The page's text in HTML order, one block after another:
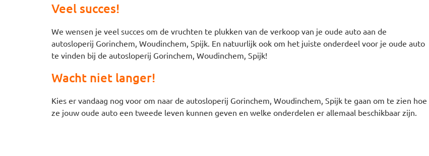
Veel succes!
We wensen je veel succes om de vruchten te plukken van de verkoop van je oude auto aan de
autosloperij Gorinchem, Woudinchem, Spijk. En natuurlijk ook om het juiste onderdeel voor je oude auto
te vinden bij de autosloperij Gorinchem, Woudinchem, Spijk!
Wacht niet langer!
Kies er vandaag nog voor om naar de autosloperij Gorinchem, Woudinchem, Spijk te gaan om te zien hoe
ze jouw oude auto een tweede leven kunnen geven en welke onderdelen er allemaal beschikbaar zijn.